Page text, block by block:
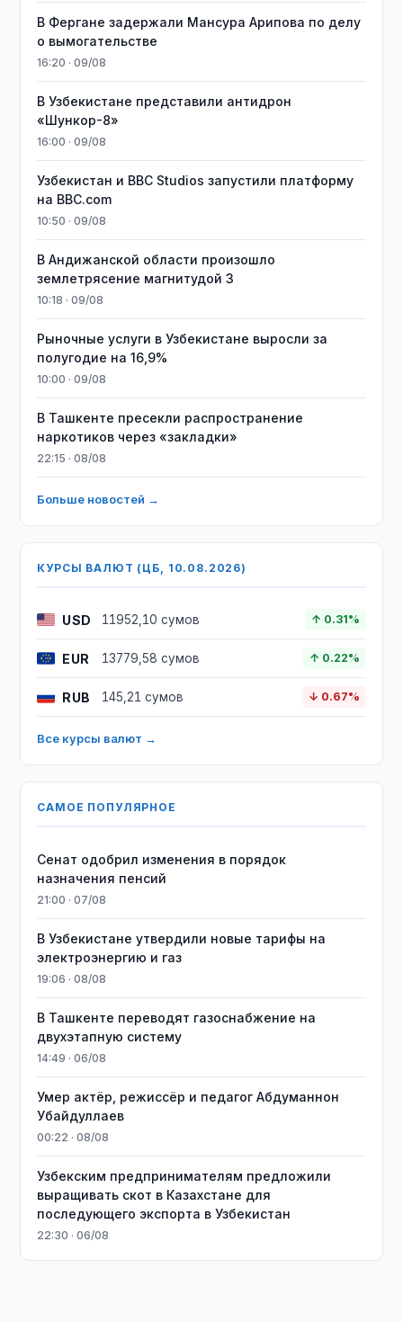
В Фергане задержали Мансура Арипова по делу
о вымогательстве
16:20 · 09/08
В Узбекистане представили антидрон
«Шункор-8»
16:00 · 09/08
Узбекистан и BBC Studios запустили платформу
на BBC.com
10:50 · 09/08
В Андижанской области произошло
землетрясение магнитудой 3
10:18 · 09/08
Рыночные услуги в Узбекистане выросли за
полугодие на 16,9%
10:00 · 09/08
В Ташкенте пресекли распространение
наркотиков через «закладки»
22:15 · 08/08
Больше новостей →
КУРСЫ ВАЛЮТ (ЦБ, 10.08.2026)
USD 11952,10 сумов ↑ 0.31%
EUR 13779,58 сумов ↑ 0.22%
RUB 145,21 сумов ↓ 0.67%
Все курсы валют →
САМОЕ ПОПУЛЯРНОЕ
Сенат одобрил изменения в порядок
назначения пенсий
21:00 · 07/08
В Узбекистане утвердили новые тарифы на
электроэнергию и газ
19:06 · 08/08
В Ташкенте переводят газоснабжение на
двухэтапную систему
14:49 · 06/08
Умер актёр, режиссёр и педагог Абдуманнон
Убайдуллаев
00:22 · 08/08
Узбекским предпринимателям предложили
выращивать скот в Казахстане для
последующего экспорта в Узбекистан
22:30 · 06/08